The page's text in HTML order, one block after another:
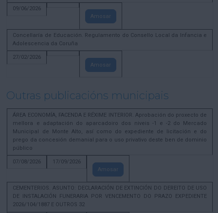
09/06/2026
Amosar
Concellaría de Educación. Regulamento do Consello Local da Infancia e
Adolescencia da Coruña
27/02/2026
Amosar
Outras publicacións municipais
ÁREA ECONOMÍA, FACENDA E RÉXIME INTERIOR. Aprobación do proxecto de
mellora e adaptación do aparcadoiro dos niveis -1 e -2 do Mercado
Municipal de Monte Alto, así como do expediente de licitación e do
prego da concesión demanial para o uso privativo deste ben de dominio
público
07/08/2026
17/09/2026
Amosar
CEMENTERIOS. ASUNTO: DECLARACIÓN DE EXTINCIÓN DO DEREITO DE USO
DE INSTALACIÓN FUNERARIA POR VENCEMENTO DO PRAZO EXPEDIENTE
2026/104/1887 E OUTROS 32